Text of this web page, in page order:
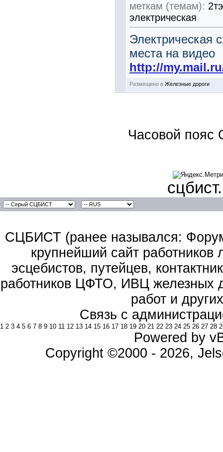
меткам (темам):
электрическая
Электрическая
места на видео
http://
Размещено в Железные дороги
Часовой пояс
СЦБИСТ (ранее назывался:
крупнейший сайт работников
эсцебистов, путейцев,
работников ЦФТО, ИВЦ железных
работ и
Связь с
1 2 3 4 5 6 7 8 9 10 11 12 13 14 15 16 17 18 19 20 21 22 23 24 25 26 27 28
Powered by
Copyright ©2000 - 2026,